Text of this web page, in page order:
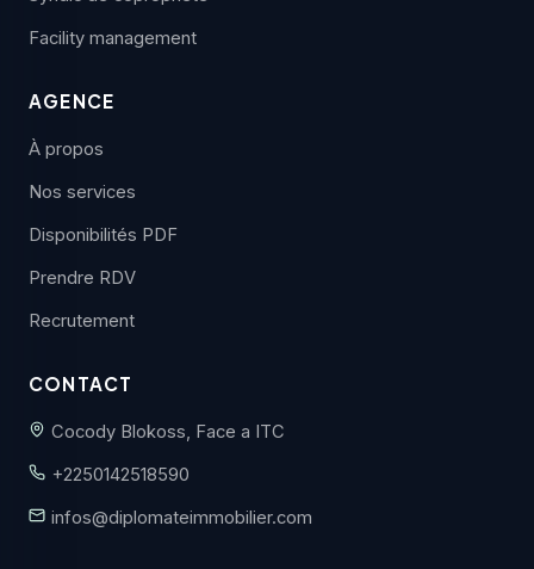
Facility management
AGENCE
À propos
Nos services
Disponibilités PDF
Prendre RDV
Recrutement
CONTACT
Cocody Blokoss, Face a ITC
+2250142518590
infos@diplomateimmobilier.com